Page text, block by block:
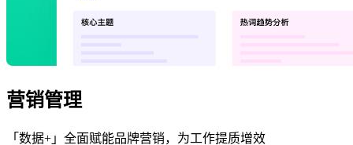
营销管理
「数据+」全面赋能品牌营销，为工作提质增效